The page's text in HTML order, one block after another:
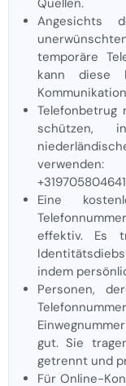
Quellen.
Angesichts
temporäre
kann diese
Telefonbetrug
schützen,
verwenden:
Eine
effektiv. Es
indem
Personen,
gut. Sie
getrennt und
Für Online-